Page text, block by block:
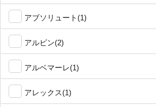
アブソリュート(1)
アルビン(2)
アルベマーレ(1)
アレックス(1)